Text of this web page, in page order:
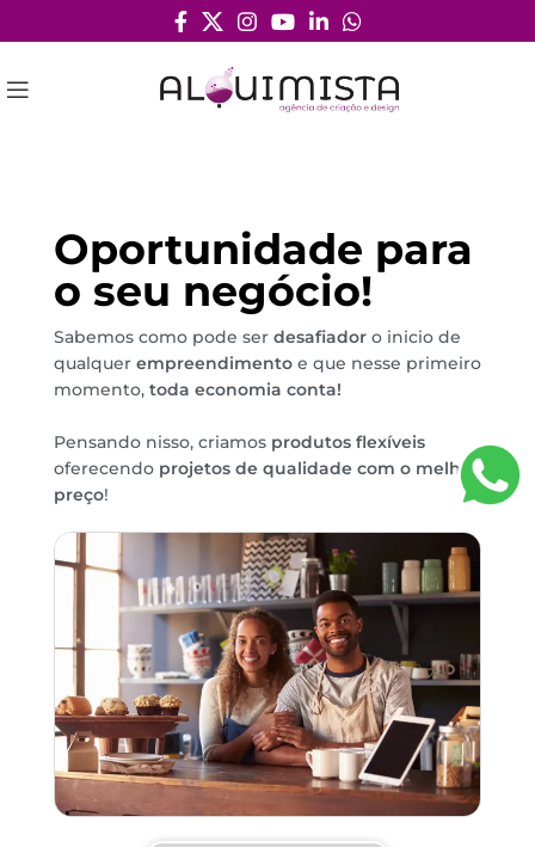
Oportunidade para
o seu negócio!
Sabemos como pode ser desafiador o inicio de
qualquer empreendimento e que nesse primeiro
momento, toda economia conta!
Pensando nisso, criamos produtos flexíveis
oferecendo projetos de qualidade com o melhor
preço!